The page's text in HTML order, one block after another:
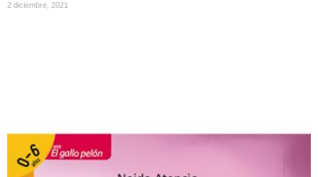
2 diciembre, 2021